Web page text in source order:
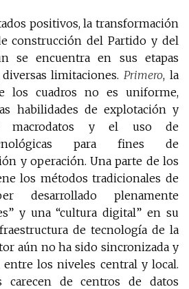
positivos, la transformación
construcción del Partido y del
se encuentra en sus etapas
limitaciones. Primero, la
los cuadros no es uniforme,
habilidades de explotación y
macrodatos y el uso de
para fines de
y operación. Una parte de los
los métodos tradicionales de
desarrollado plenamente
y una “cultura digital” en su
de tecnología de la
aún no ha sido sincronizada y
los niveles central y local.
carecen de centros de datos